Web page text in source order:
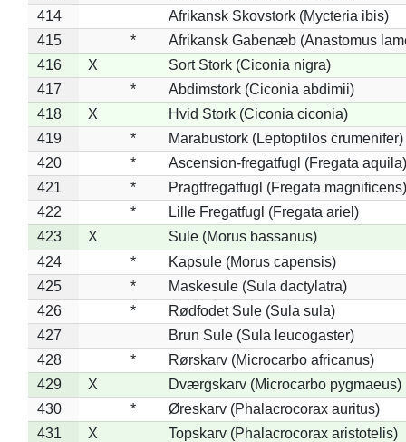
414
Afrikansk Skovstork (Mycteria ibis)
415
*
Afrikansk Gabenæb (Anastomus
416
X
Sort Stork (Ciconia nigra)
417
*
Abdimstork (Ciconia abdimii)
418
X
Hvid Stork (Ciconia ciconia)
419
*
Marabustork (Leptoptilos crumenifer)
420
*
Ascension-fregatfugl (Fregata aquila)
421
*
Pragtfregatfugl (Fregata magnificens)
422
*
Lille Fregatfugl (Fregata ariel)
423
X
Sule (Morus bassanus)
424
*
Kapsule (Morus capensis)
425
*
Maskesule (Sula dactylatra)
426
*
Rødfodet Sule (Sula sula)
427
Brun Sule (Sula leucogaster)
428
*
Rørskarv (Microcarbo africanus)
429
X
Dværgskarv (Microcarbo pygmaeus)
430
*
Øreskarv (Phalacrocorax auritus)
431
X
Topskarv (Phalacrocorax aristotelis)